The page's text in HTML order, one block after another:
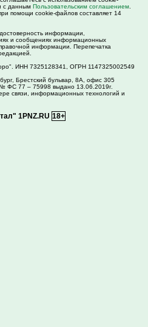
с данным Пользовательским соглашением
помощи cookie-файлов составляет 14
информации,
и сообщениях информационных
информации. Перепечатка
ИНН 7325128341, ОГРН 1147325002549
Брестский бульвар, 8А, офис 305
ФС 77 – 75998 выдано 13.06.2019г.
связи, информационных технологий и
1PNZ.RU 18+